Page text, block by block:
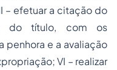
– efetuar a citação do
do título, com os
penhora e a avaliação
VI – realizar